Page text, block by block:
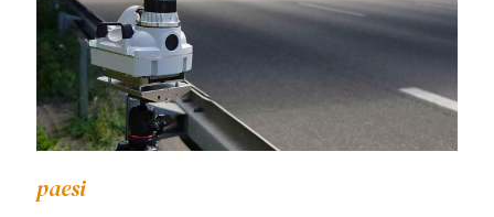
paesi